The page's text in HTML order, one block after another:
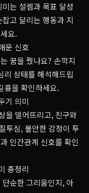
는 설렘과 목표 달성
고 달리는 행동과 지
요.
운 신호
꿈을 꿨나요? 손깍지
리 상태를 해석해드립
흉을 확인하세요.
기 의미
을 떨어뜨리고, 친구와
투심, 불안한 감정이 투
인간관계 신호를 확인
총정리
순한 그리움인지, 아